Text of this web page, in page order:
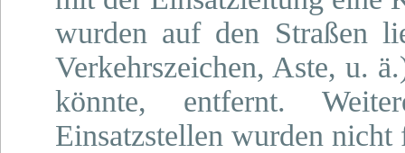
wurden auf den Straßen
Verkehrszeichen, Aste, u.
könnte, entfernt.
Einsatzstellen wurden nicht